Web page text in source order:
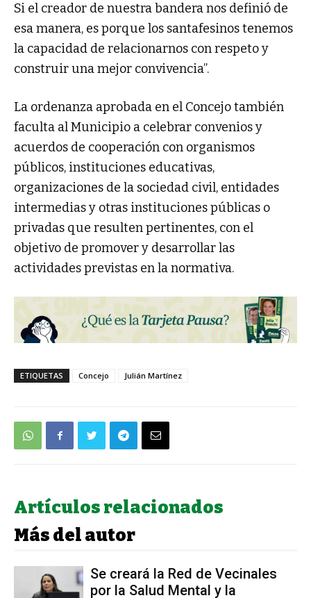
Si el creador de nuestra bandera nos definió de
esa manera, es porque los santafesinos tenemos
la capacidad de relacionarnos con respeto y
construir una mejor convivencia”.
La ordenanza aprobada en el Concejo también
faculta al Municipio a celebrar convenios y
acuerdos de cooperación con organismos
públicos, instituciones educativas,
organizaciones de la sociedad civil, entidades
intermedias y otras instituciones públicas o
privadas que resulten pertinentes, con el
objetivo de promover y desarrollar las
actividades previstas en la normativa.
ETIQUETAS Concejo Julián Martínez
Artículos relacionados
Más del autor
Se creará la Red de Vecinales
por la Salud Mental y la